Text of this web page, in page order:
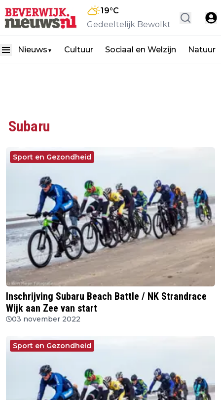
19°C
Gedeeltelijk Bewolkt
Nieuws ▼ Cultuur Sociaal en Welzijn Natuur
Subaru
Sport en Gezondheid
Inschrijving Subaru Beach Battle / NK Strandrace
Wijk aan Zee van start
03 november 2022
Sport en Gezondheid